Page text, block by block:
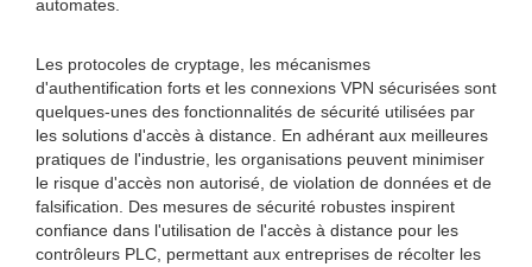
automates.
Les protocoles de cryptage, les mécanismes
d'authentification forts et les connexions VPN sécurisées sont
quelques-unes des fonctionnalités de sécurité utilisées par
les solutions d'accès à distance. En adhérant aux meilleures
pratiques de l'industrie, les organisations peuvent minimiser
le risque d'accès non autorisé, de violation de données et de
falsification. Des mesures de sécurité robustes inspirent
confiance dans l'utilisation de l'accès à distance pour les
contrôleurs PLC, permettant aux entreprises de récolter les